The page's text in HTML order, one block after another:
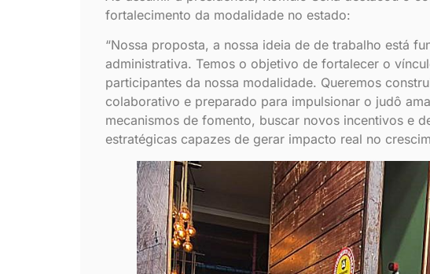
fortalecimento da modalidade no estado:
“Nossa proposta, a nossa ideia de de trabalho está
administrativa. Temos o objetivo de fortalecer o
participantes da nossa modalidade. Queremos
colaborativo e preparado para impulsionar o judô
mecanismos de fomento, buscar novos incentivos e
estratégicas capazes de gerar impacto real no